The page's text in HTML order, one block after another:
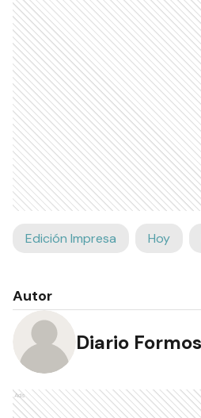
Edición Impresa Hoy
Autor
Diario
Ads